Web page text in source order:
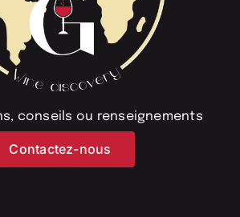
conseils ou renseignements
Contactez-nous